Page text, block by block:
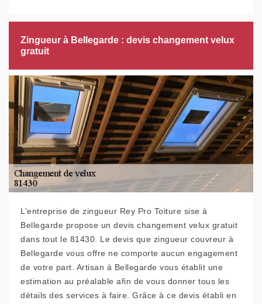
Zingueur à Bellegarde : devis changement velux
gratuit
L’entreprise de zingueur Rey Pro Toiture sise à
Bellegarde propose un devis changement velux gratuit
dans tout le 81430. Le devis que zingueur couvreur à
Bellegarde vous offre ne comporte aucun engagement
de votre part. Artisan à Bellegarde vous établit une
estimation au préalable afin de vous donner tous les
détails des services à faire. Grâce à ce devis établi en